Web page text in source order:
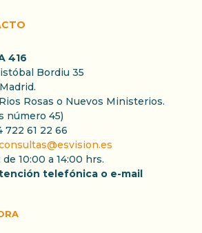
416
Bordiu 35
Rosas o Nuevos Ministerios.
número 45)
722 61 22 66
de 10:00 a 14:00 hrs.
telefónica o e-mail